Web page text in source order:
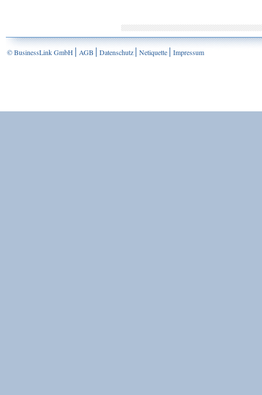
© BusinessLink GmbH AGB Datenschutz Netiquette Impressum